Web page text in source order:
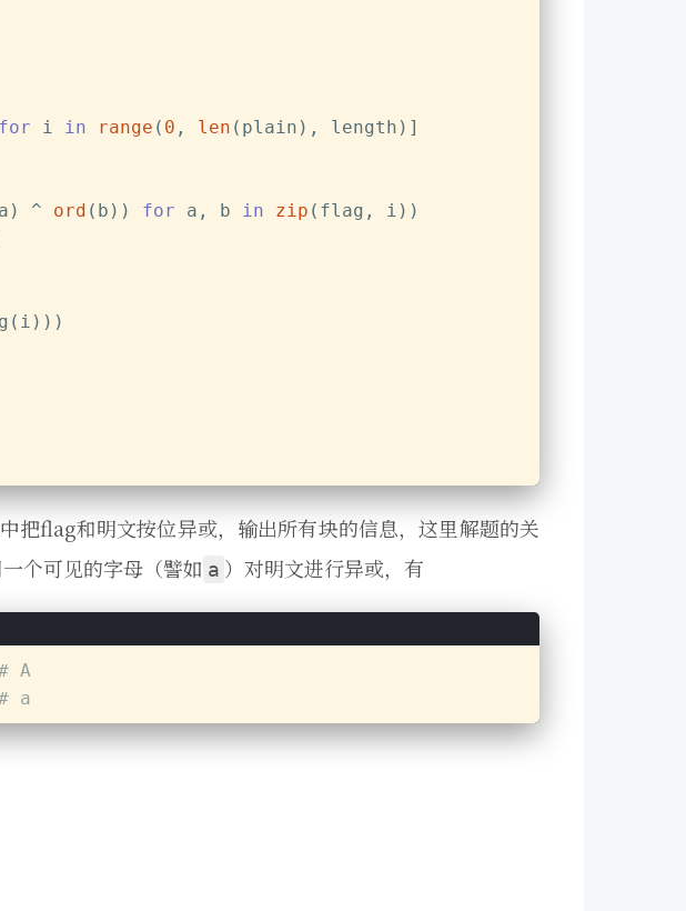
for i in range ( 0 , len (plain), length)]
^ ord (b)) for a, b in zip (flag, i))
把flag和明文按位异或，输出所有块的信息，这里解题的关
个可见的字母（譬如 a ）对明文进行异或，有
A
a